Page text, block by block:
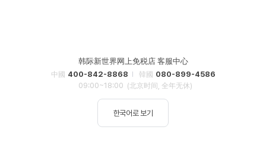
韩际新世界网上免税店 客服中心
中國 400-842-8868 韓國 080-899-4586
09:00~18:00 (北京时间, 全年无休)
한국어로 보기